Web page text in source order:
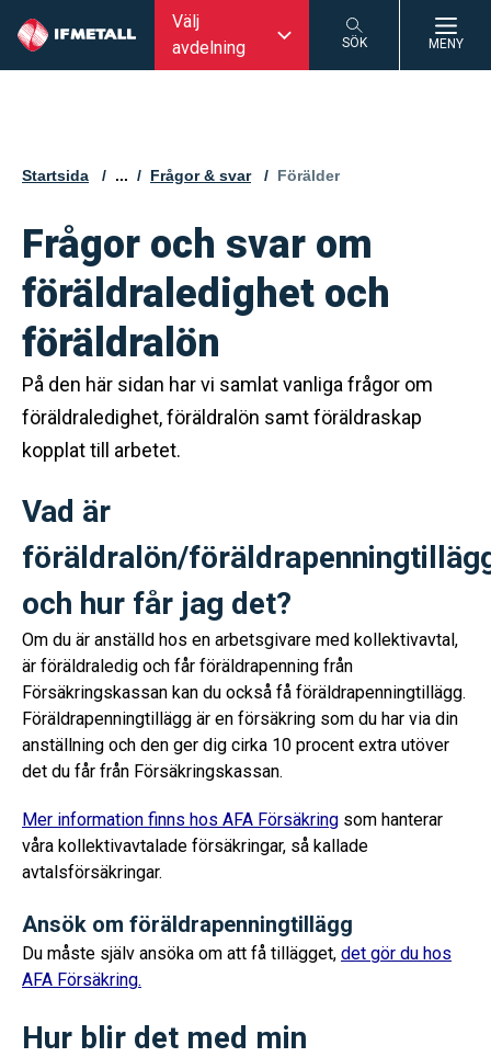
Välj
avdelning
SÖK MENY
Startsida ... Frågor & svar Aktuell sida:
Förälder
Frågor och svar om
föräldraledighet och
föräldralön
På den här sidan har vi samlat vanliga frågor om
föräldraledighet, föräldralön samt föräldraskap
kopplat till arbetet.
Vad är
föräldralön/
och hur får jag det?
Om du är anställd hos en arbetsgivare med kollektivavtal,
är föräldraledig och får föräldrapenning från
Försäkringskassan kan du också få föräldrapenningtillägg.
Föräldrapenningtillägg är en försäkring som du har via din
anställning och den ger dig cirka 10 procent extra utöver
det du får från Försäkringskassan.
Mer information finns hos AFA Försäkring som hanterar
våra kollektivavtalade försäkringar, så kallade
avtalsförsäkringar.
Ansök om föräldrapenningtillägg
Du måste själv ansöka om att få tillägget, det gör du hos
AFA Försäkring.
Hur blir det med min